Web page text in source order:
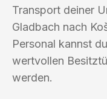
Transport deiner
Gladbach nach
Personal kannst
wertvollen
werden.